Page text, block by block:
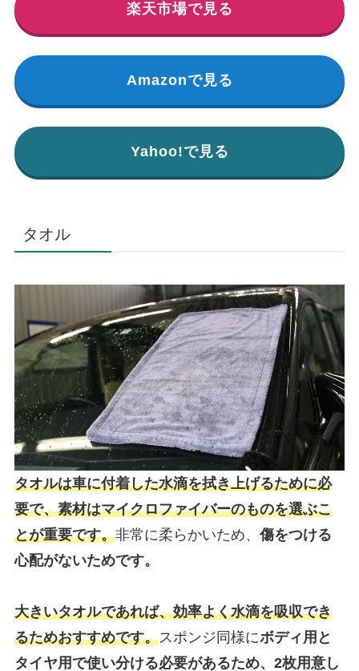
楽天市場で見る
Amazonで見る
Yahoo!で見る
タオル
タオルは車に付着した水滴を拭き上げるために必
要で、素材はマイクロファイバーのものを選ぶこ
とが重要です。非常に柔らかいため、 傷をつける
心配がないためです。
大きいタオルであれば、効率よく水滴を吸収でき
るためおすすめです。スポンジ同様にボディ用と
タイヤ用で使い分ける必要があるため、2枚用意し